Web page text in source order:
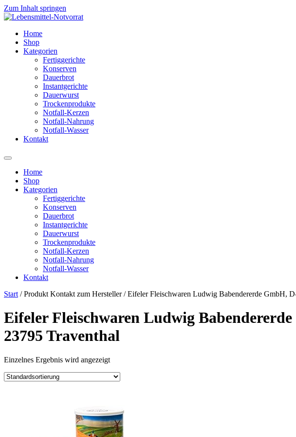
Zum Inhalt springen
Home
Shop
Kategorien
Fertiggerichte
Konserven
Dauerbrot
Instantgerichte
Dauerwurst
Trockenprodukte
Notfall-Kerzen
Notfall-Nahrung
Notfall-Wasser
Kontakt
Home
Shop
Kategorien
Fertiggerichte
Konserven
Dauerbrot
Instantgerichte
Dauerwurst
Trockenprodukte
Notfall-Kerzen
Notfall-Nahrung
Notfall-Wasser
Kontakt
Start / Produkt Kontakt zum Hersteller / ‎Eifeler Fleischwaren Ludwig Babendererde GmbH,
‎Eifeler Fleischwaren Ludwig
23795 Traventhal
Einzelnes Ergebnis wird angezeigt